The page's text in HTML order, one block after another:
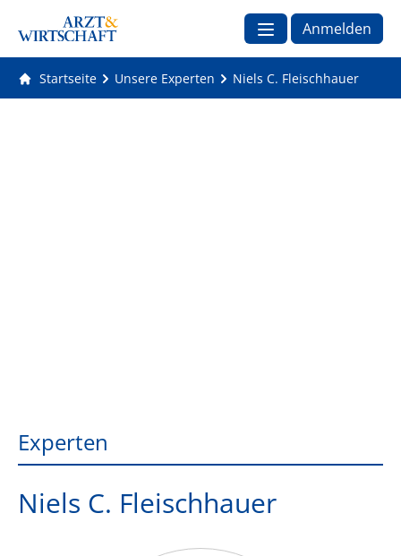
Anmelden
Startseite Unsere Experten Niels C. Fleischhauer
Experten
Niels C. Fleischhauer